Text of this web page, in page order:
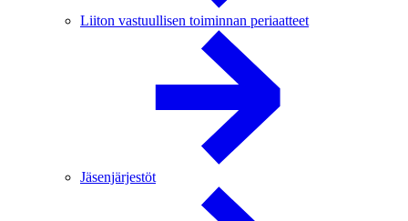
Liiton vastuullisen toiminnan periaatteet
Jäsenjärjestöt